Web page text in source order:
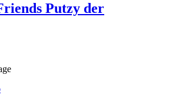
Putzy der